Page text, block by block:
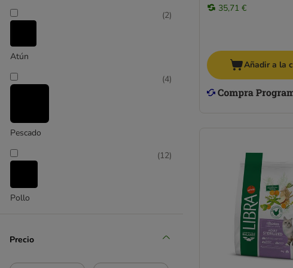
Gatitos
Animonda
Bozita
Carnilove
Eukanuba
Farmina N&D
PURINA Cat Chow
Atún
(2)
Pescado
(4)
Pollo
(12)
Precio
35,71 €
Añadir a la